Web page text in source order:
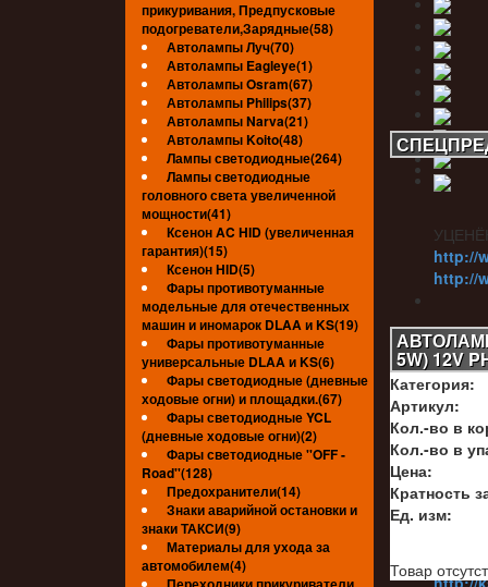
прикуривания, Предпусковые
подогреватели,Зарядные(58)
Автолампы Луч(70)
Автолампы Eagleye(1)
Автолампы Osram(67)
Автолампы Philips(37)
Автолампы Narva(21)
Автолампы Koito(48)
Лампы светодиодные(264)
Лампы светодиодные
головного света увеличенной
мощности(41)
Ксенон AC HID (увеличенная
гарантия)(15)
Ксенон HID(5)
Фары противотуманные
модельные для отечественных
машин и иномарок DLAA и KS(19)
Фары противотуманные
универсальные DLAA и KS(6)
Фары светодиодные (дневные
ходовые огни) и площадки.(67)
Фары светодиодные YCL
(дневные ходовые огни)(2)
Фары светодиодные ''OFF -
Road''(128)
Предохранители(14)
Знаки аварийной остановки и
знаки ТАКСИ(9)
Материалы для ухода за
автомобилем(4)
http://
http://
http://
http://
5W) 12V
Категория:
Артикул:
Кол.-во в
Кол.-во в
Цена:
Кратность
Ед. изм:
Товар